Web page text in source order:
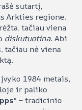
sutartį,
Arkties regione.
tačiau viena
diskutuotina. Abi
tačiau nė viena
įvyko 1984 metais,
ir paliko
– tradicinio